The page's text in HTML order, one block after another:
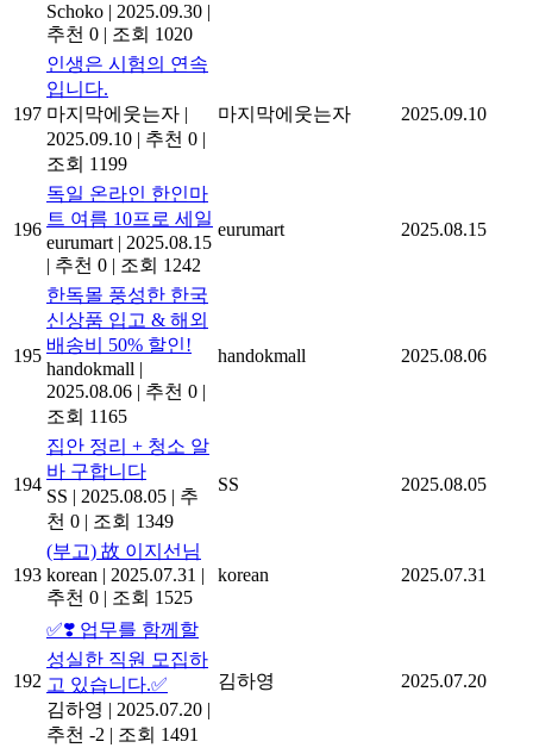
Schoko | 2025.09.30 |
추천 0 | 조회 1020
197
인생은 시험의 연속
입니다.
마지막에웃는자 |
2025.09.10 | 추천 0 |
조회 1199
마지막에웃는자 2025.09.10
196
독일 온라인 한인마
트 여름 10프로 세일
eurumart | 2025.08.15
| 추천 0 | 조회 1242
eurumart 2025.08.15
195
한독몰 풍성한 한국
신상품 입고 & 해외
배송비 50% 할인!
handokmall |
2025.08.06 | 추천 0 |
조회 1165
handokmall 2025.08.06
194
집안 정리 + 청소 알
바 구합니다
SS | 2025.08.05 | 추
천 0 | 조회 1349
SS 2025.08.05
193
(부고) 故 이지선님
korean | 2025.07.31 |
추천 0 | 조회 1525
korean 2025.07.31
192
✅❣️ 업무를 함께할
성실한 직원 모집하
고 있습니다.✅
김하영 | 2025.07.20 |
추천 -2 | 조회 1491
김하영 2025.07.20